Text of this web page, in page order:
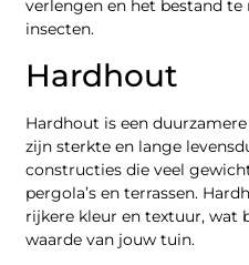
verlengen en het bestand
insecten.
Hardhout
Hardhout is een
zijn sterkte en lange
constructies die veel
pergola’s en terrassen.
rijkere kleur en textuur, wat
waarde van jouw tuin.